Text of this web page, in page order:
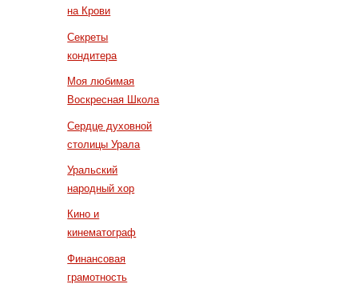
на Крови
Секреты
кондитера
Моя любимая
Воскресная Школа
Сердце духовной
столицы Урала
Уральский
народный хор
Кино и
кинематограф
Финансовая
грамотность